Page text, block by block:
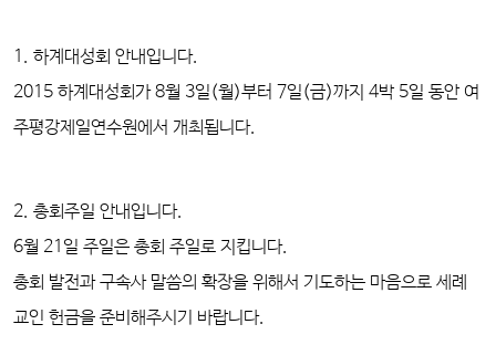
1. 하계대성회 안내입니다.
2015 하계대성회가 8월 3일(월)부터 7일(금)까지 4박 5일 동안 여
주평강제일연수원에서 개최됩니다.
2. 총회주일 안내입니다.
6월 21일 주일은 총회 주일로 지킵니다.
총회 발전과 구속사 말씀의 확장을 위해서 기도하는 마음으로 세례
교인 헌금을 준비해주시기 바랍니다.